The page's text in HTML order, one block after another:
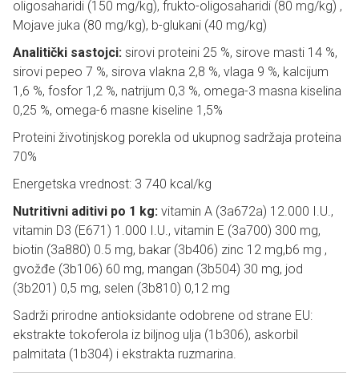
oligosaharidi (150 mg/kg), frukto-oligosaharidi (80 mg/kg) ,
Mojave juka (80 mg/kg), b-glukani (40 mg/kg)
Analitički sastojci: sirovi proteini 25 %, sirove masti 14 %,
sirovi pepeo 7 %, sirova vlakna 2,8 %, vlaga 9 %, kalcijum
1,6 %, fosfor 1,2 %, natrijum 0,3 %, omega-3 masna kiselina
0,25 %, omega-6 masne kiseline 1,5%
Proteini životinjskog porekla od ukupnog sadržaja proteina
70%
Energetska vrednost: 3 740 kcal/kg
Nutritivni aditivi po 1 kg: vitamin A (3a672a) 12.000 I.U.,
vitamin D3 (E671) 1.000 I.U., vitamin E (3a700) 300 mg,
biotin (3a880) 0.5 mg, bakar (3b406) zinc 12 mg,b6 mg ,
gvožđe (3b106) 60 mg, mangan (3b504) 30 mg, jod
(3b201) 0,5 mg, selen (3b810) 0,12 mg
Sadrži prirodne antioksidante odobrene od strane EU:
ekstrakte tokoferola iz biljnog ulja (1b306), askorbil
palmitata (1b304) i ekstrakta ruzmarina.